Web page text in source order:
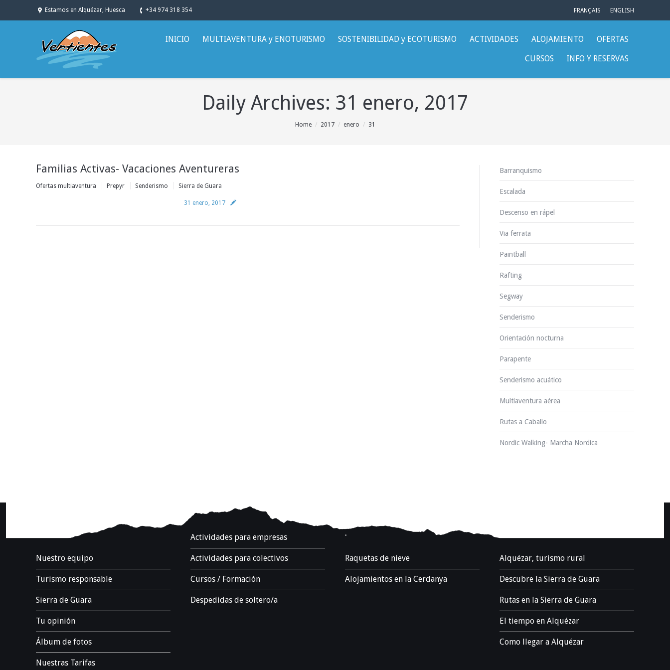
Estamos en Alquézar, Huesca +34 974 318 354 FRANÇAIS ENGLISH
INICIO MULTIAVENTURA y ENOTURISMO SOSTENIBILIDAD y ECOTURISMO ACTIVIDADES ALOJAMIENTO OFERTAS
CURSOS INFO Y RESERVAS
Daily Archives: 31 enero, 2017
Home 2017 enero 31
Familias Activas- Vacaciones Aventureras
Ofertas multiaventura Prepyr Senderismo Sierra de Guara
31 enero, 2017
Barranquismo
Escalada
Descenso en rápel
Via ferrata
Paintball
Rafting
Segway
Senderismo
Orientación nocturna
Parapente
Senderismo acuático
Multiaventura aérea
Rutas a Caballo
Nordic Walking- Marcha Nordica
Nuestro equipo
Turismo responsable
Sierra de Guara
Tu opinión
Álbum de fotos
Nuestras Tarifas
Actividades para empresas
Actividades para colectivos
Cursos / Formación
Despedidas de soltero/a
.
Raquetas de nieve
Alojamientos en la Cerdanya
Alquézar, turismo rural
Descubre la Sierra de Guara
Rutas en la Sierra de Guara
El tiempo en Alquézar
Como llegar a Alquézar